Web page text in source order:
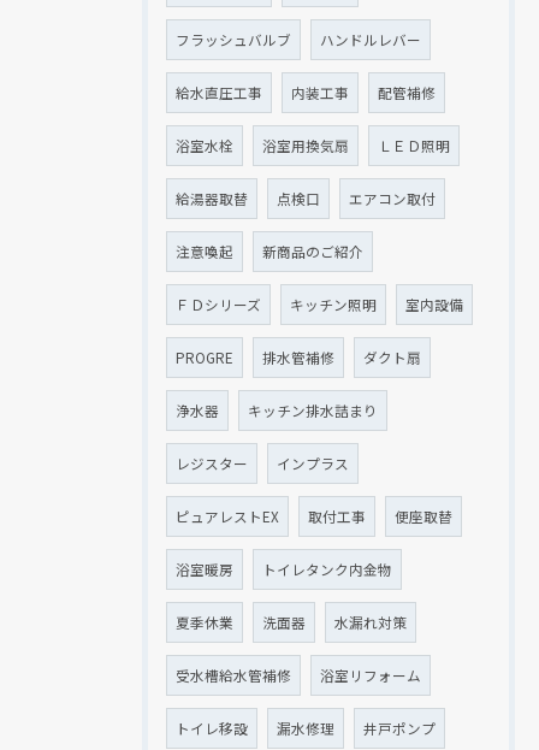
フラッシュバルブ ハンドルレバー
給水直圧工事 内装工事 配管補修
浴室水栓 浴室用換気扇 ＬＥＤ照明
給湯器取替 点検口 エアコン取付
注意喚起 新商品のご紹介
ＦＤシリーズ キッチン照明 室内設備
PROGRE 排水管補修 ダクト扇
浄水器 キッチン排水詰まり
レジスター インプラス
ピュアレストEX 取付工事 便座取替
浴室暖房 トイレタンク内金物
夏季休業 洗面器 水漏れ対策
受水槽給水管補修 浴室リフォーム
トイレ移設 漏水修理 井戸ポンプ